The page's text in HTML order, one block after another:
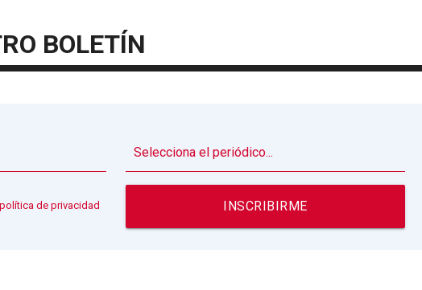
BOLETÍN
política de privacidad INSCRIBIRME